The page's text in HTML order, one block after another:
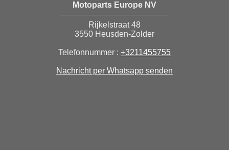
Motoparts Europe NV
Rijkelstraat 48
3550 Heusden-Zolder
Telefonnummer : +3211455755
Nachricht per Whatsapp senden